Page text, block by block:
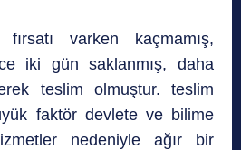
fırsatı varken kaçmamış,
iki gün saklanmış, daha
teslim olmuştur. teslim
faktör devlete ve bilime
nedeniyle ağır bir